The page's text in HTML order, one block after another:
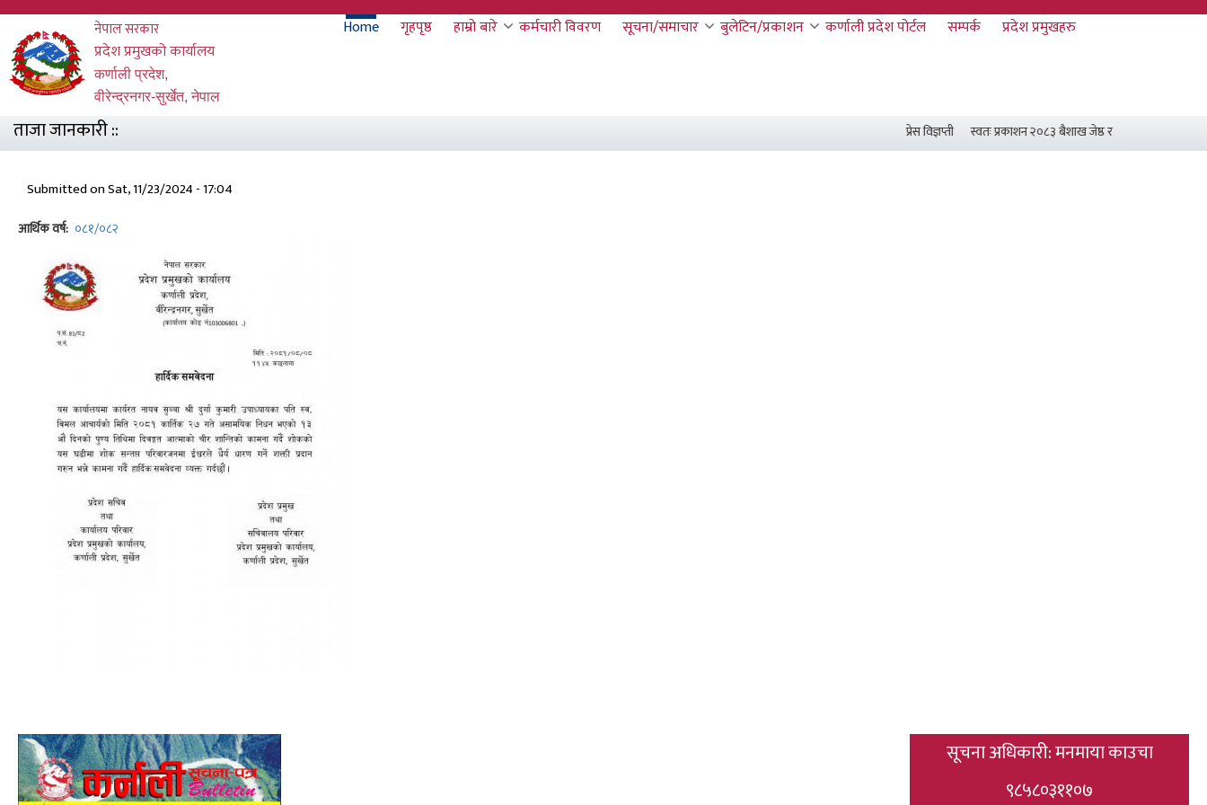
Skip
main
content
नेपाल सरकार
प्रदेश प्रमुखको कार्यालय
कर्णाली प्रदेश,
वीरेन्द्रनगर-सुर्खेत, नेपाल
Main
Home गृहपृष्ठ हाम्रो बारे कर्मचारी विवरण सूचना/समाचार बुलेटिन/प्रकाशन कर्णाली प्रदेश पोर्टल सम्पर्क प्रदेश प्रमुखहरु
ताजा जानकारी :: प्रेस विज्ञप्ती स्वतः प्रकाशन २०८३ बैशाख जेष्ठ र असार मसान्त सम्म
Submitted onSat, 11/23/2024 - 17:04
आर्थिक वर्ष ०८१/०८२
सूचना अधिकारी: मनमाया काउचा
९८५८०३११०७